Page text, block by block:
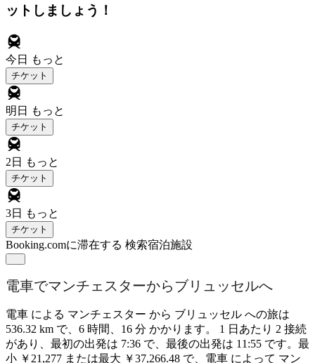
ットしましょう！
今日 もっと
チケット
明日 もっと
チケット
2日 もっと
チケット
3日 もっと
チケット
Booking.comに滞在する 検索宿泊施設
電車でマンチェスターからブリュッセルへ
電車 による マンチェスター から ブリュッセル への旅は
536.32 km で、6 時間、16 分 かかります。 1 日あたり 2 接続
があり、最初の出発は 7:36 で、最後の出発は 11:55 です。最
小 ￥21,277 または最大 ￥37,266.48 で、電車 によって マン